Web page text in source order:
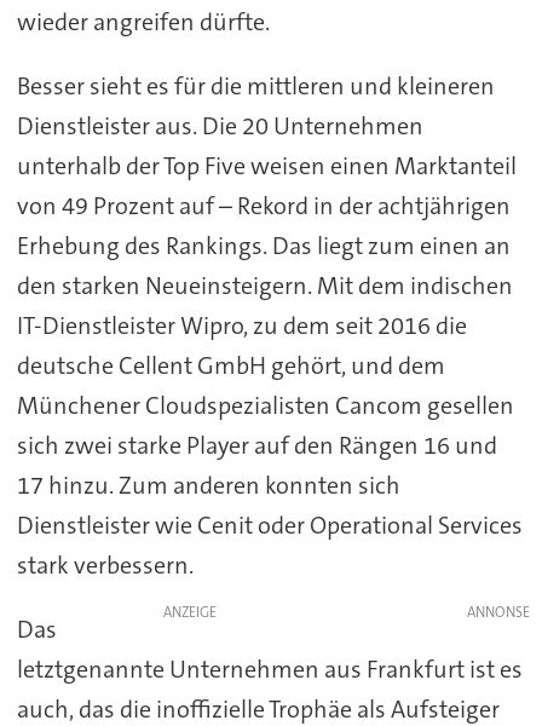
wieder angreifen dürfte.
Besser sieht es für die mittleren und kleineren
Dienstleister aus. Die 20 Unternehmen
unterhalb der Top Five weisen einen Marktanteil
von 49 Prozent auf – Rekord in der achtjährigen
Erhebung des Rankings. Das liegt zum einen an
den starken Neueinsteigern. Mit dem indischen
IT-Dienstleister Wipro, zu dem seit 2016 die
deutsche Cellent GmbH gehört, und dem
Münchener Cloudspezialisten Cancom gesellen
sich zwei starke Player auf den Rängen 16 und
17 hinzu. Zum anderen konnten sich
Dienstleister wie Cenit oder Operational Services
stark verbessern.
ANZEIGE
Das
letztgenannte Unternehmen aus Frankfurt ist es
auch, das die inoffizielle Trophäe als Aufsteiger